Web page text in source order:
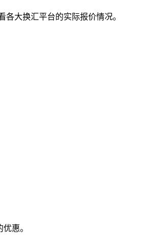
大换汇平台的实际报价情况。
惠。